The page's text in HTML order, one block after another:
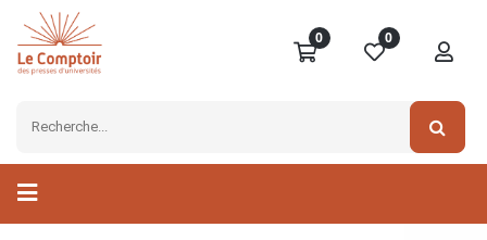
0 0